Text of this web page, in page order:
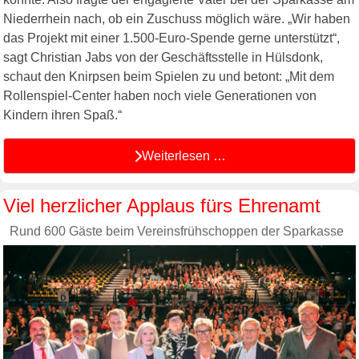
Niederrhein nach, ob ein Zuschuss möglich wäre. „Wir haben
das Projekt mit einer 1.500-Euro-Spende gerne unterstützt“,
sagt Christian Jabs von der Geschäftsstelle in Hülsdonk,
schaut den Knirpsen beim Spielen zu und betont: „Mit dem
Rollenspiel-Center haben noch viele Generationen von
Kindern ihren Spaß.“
Weiterlesen …
Viel herzlicher Applaus fürs Ehrenamt
Rund 600 Gäste beim Vereinsfrühschoppen der Sparkasse